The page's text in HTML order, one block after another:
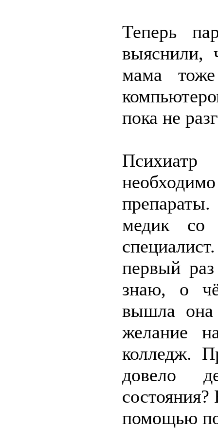
Теперь
выяснили,
мама тоже
пока не
медик со
первый
знаю, о
вышла она
желание
колледж.
довело
помощью